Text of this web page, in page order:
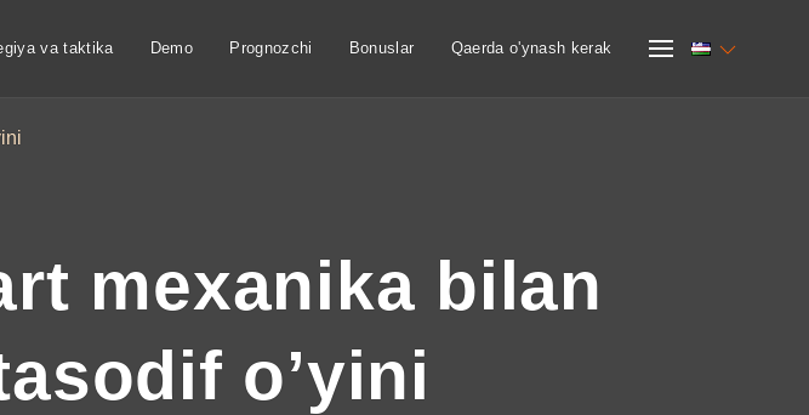
va taktika Demo Prognozchi Bonuslar Qaerda o'ynash kerak
mexanika bilan
o’yini